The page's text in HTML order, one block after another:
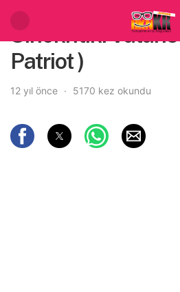
Sinekritik:
Patriot )
12 yıl önce 5170 kez okundu